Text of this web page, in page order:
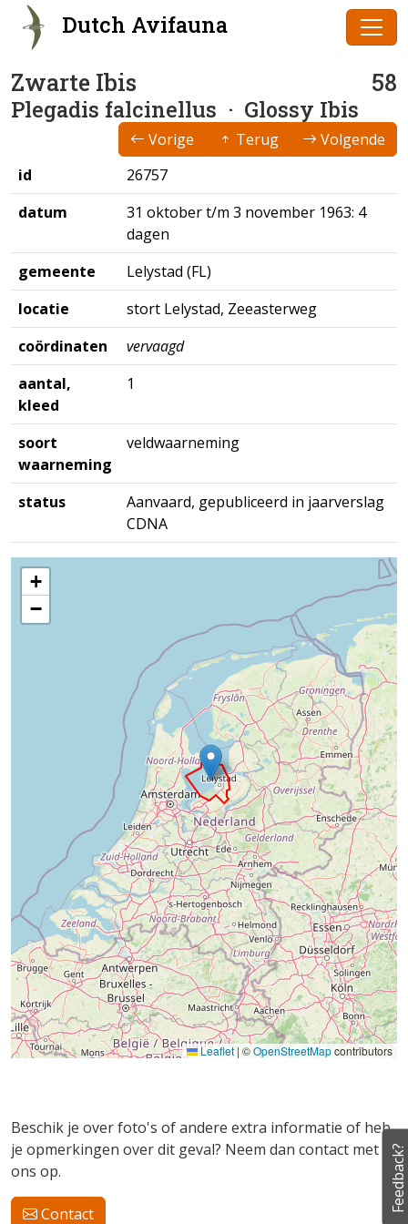
Dutch Avifauna
Zwarte Ibis 58
Plegadis falcinellus · Glossy Ibis
Vorige Terug
Volgende
id
26757
datum
31 oktober t/m 3 november 1963: 4
dagen
gemeente
Lelystad (FL)
locatie
stort Lelystad, Zeeasterweg
coördinaten
vervaagd
aantal,
kleed
1
soort
waarneming
veldwaarneming
status
Aanvaard, gepubliceerd in jaarverslag
CDNA
+
−
Leaflet| ©OpenStreetMapcontributors
Beschik je over foto's of andere extra informatie of heb
je opmerkingen over dit geval? Neem dan contact met
ons op.
Contact
Feedback?